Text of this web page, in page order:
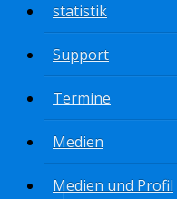
statistik
Support
Termine
Medien
Medien und Profil